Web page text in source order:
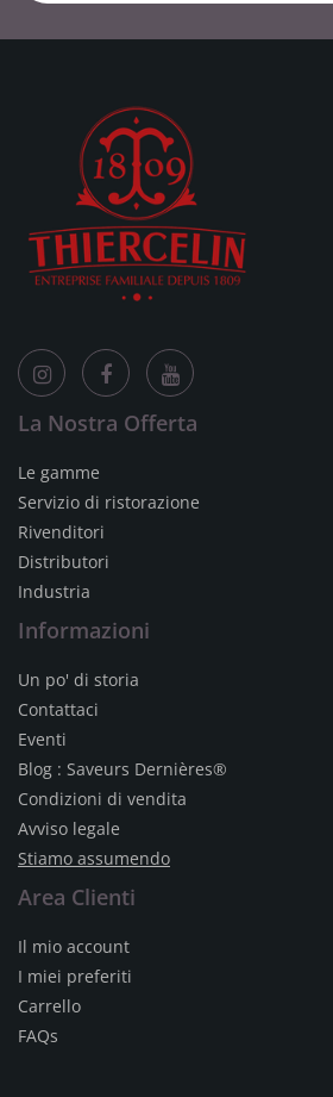
La Nostra Offerta
Le gamme
Servizio di ristorazione
Rivenditori
Distributori
Industria
Informazioni
Un po' di storia
Contattaci
Eventi
Blog : Saveurs Dernières®
Condizioni di vendita
Avviso legale
Stiamo assumendo
Area Clienti
Il mio account
I miei preferiti
Carrello
FAQs